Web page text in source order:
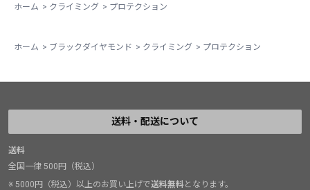
ホーム > クライミング > プロテクション
ホーム > ブラックダイヤモンド > クライミング > プロテクション
送料・配送について
送料
全国一律 500円（税込）
※ 5000円（税込）以上のお買い上げで送料無料となります。